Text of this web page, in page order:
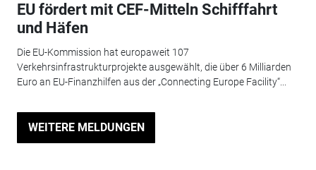
EU fördert mit CEF-Mitteln Schifffahrt
und Häfen
Die EU-Kommission hat europaweit 107
Verkehrsinfrastrukturprojekte ausgewählt, die über 6 Milliarden
Euro an EU-Finanzhilfen aus der „Connecting Europe Facility“...
WEITERE MELDUNGEN